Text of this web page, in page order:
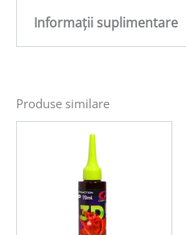
Informații suplimentare
Produse similare